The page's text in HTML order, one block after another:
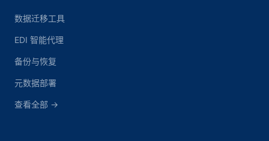
数据迁移工具
EDI 智能代理
备份与恢复
元数据部署
查看全部 →